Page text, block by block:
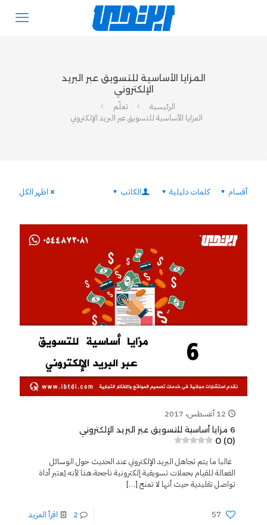
المزايا الأساسية للتسويق عبر البريد
الإلكتروني
الرئيسية
تعلّم
المزايا الأساسية للتسويق عبر البريد الإلكتروني
أقسام كلمات دليلية الكاتب اظهر الكل
12 أغسطس، 2017
6 مزايا أساسية للتسويق عبر البريد الإلكتروني
0 (0)
غالبا ما يتم تجاهل البريد الإلكتروني عند الحديث حول الوسائل
الفعالة للقيام بحملات تسويقية إلكترونية ناجحة.هذا لأنه يُعتبر أداة
تواصل تقليدية حيث أنها لا تمنح […]
57
2 اقرأ المزيد